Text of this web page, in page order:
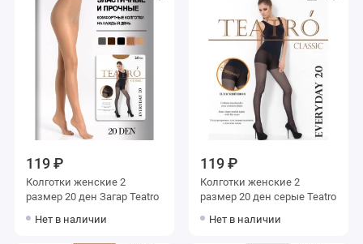
119 ₽
Колготки женские 2
размер 20 ден Загар Teatro
Нет в наличии
119 ₽
Колготки женские 2
размер 20 ден серые Teatro
Нет в наличии